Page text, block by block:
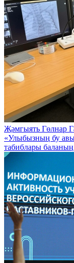
Җәмгыять Гөлнар
«Улыбызның бу
табиблары баланың